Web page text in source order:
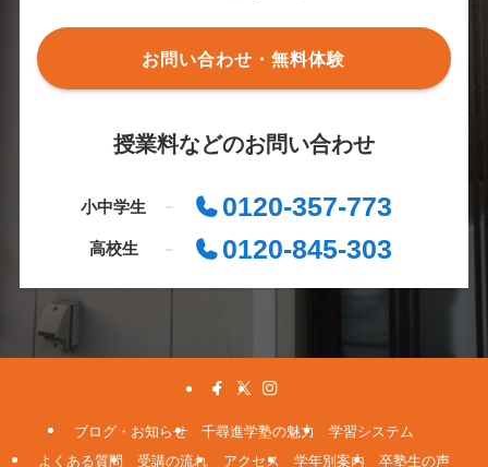
お問い合わせ・無料体験
授業料などのお問い合わせ
小中学生 0120-357-773
高校生 0120-845-303
ブログ・お知らせ 千尋進学塾の魅力
学習システム
よくある質問
受講の流れ アクセス 学年別案内 卒塾生の声